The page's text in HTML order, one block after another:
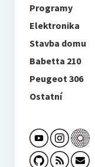
Programy
Elektronika
Stavba domu
Babetta 210
Peugeot 306
Ostatní